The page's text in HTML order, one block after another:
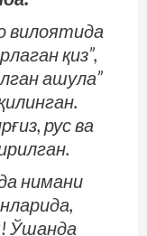
вилоятида
қиз”,
ашула”
рус ва
нимани
Ўшанда